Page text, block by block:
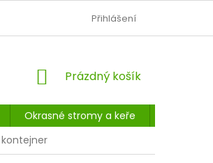
PODMÍNKY OCHRANY OSOBNÍCH
Přihlášení
NÁKUPNÍ
Prázdný košík
Okrasné stromy a keře
kontejner